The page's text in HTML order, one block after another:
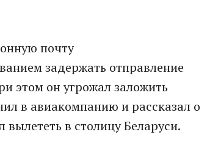
почту
задержать отправление
этом он угрожал заложить
в авиакомпанию и рассказал о
в столицу Беларуси.